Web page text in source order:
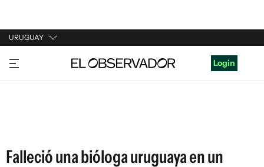
URUGUAY
URUGUAY
ARGENTINA
Login
Falleció una bióloga uruguaya en un